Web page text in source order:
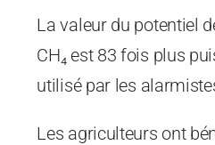
La valeur du potentiel
CH₄ est 83 fois plus
utilisé par les
Les agriculteurs ont